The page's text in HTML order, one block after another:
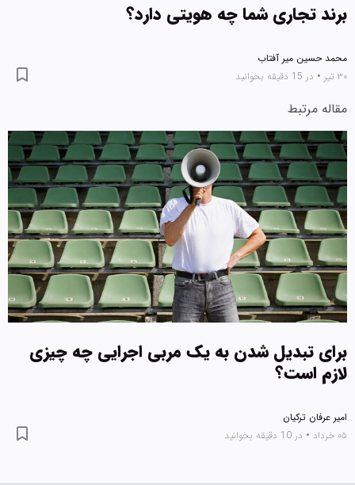
برند تجاری شما چه هویتی دارد؟
محمد حسین میر آفتاب
۳۰ تیر
• در 15 دقیقه بخوانید
مقاله مرتبط
برای تبدیل شدن به یک مربی اجرایی چه چیزی
لازم است؟
امیر عرفان ترکیان
۰۵ خرداد
• در 10 دقیقه بخوانید